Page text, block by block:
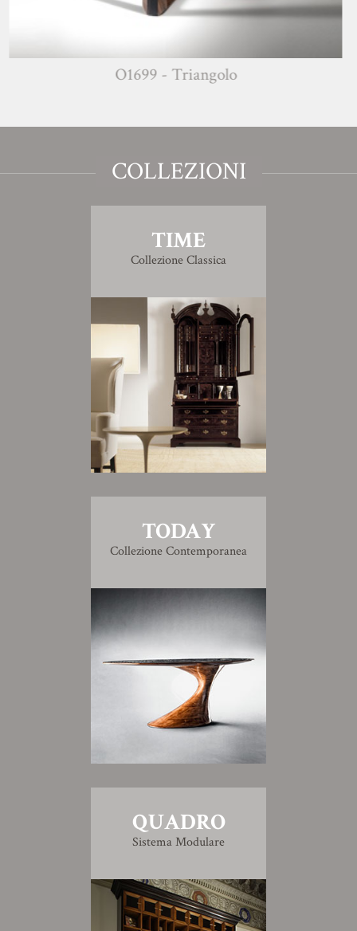
O1699 - Triangolo
COLLEZIONI
TIME
Collezione Classica
TODAY
Collezione Contemporanea
QUADRO
Sistema Modulare